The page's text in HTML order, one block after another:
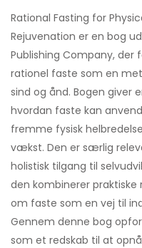
Rational Fasting for
Rejuvenation er en bog
Publishing Company, der
rationel faste som en
sind og ånd. Bogen giver
hvordan faste kan
fremme fysisk
vækst. Den er særlig
holistisk tilgang til
den kombinerer
om faste som en vej til
Gennem denne bog
som et redskab til at